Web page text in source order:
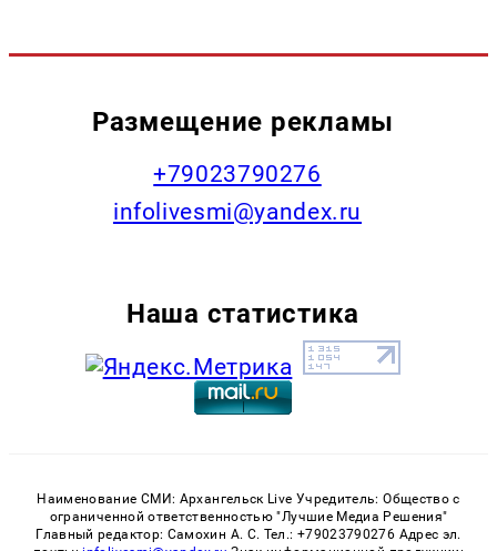
Размещение рекламы
+79023790276
infolivesmi@yandex.ru
Наша статистика
Наименование СМИ: Архангельск Live Учредитель: Общество с
ограниченной ответственностью "Лучшие Медиа Решения"
Главный редактор: Самохин А. С. Тел.: +79023790276 Адрес эл.